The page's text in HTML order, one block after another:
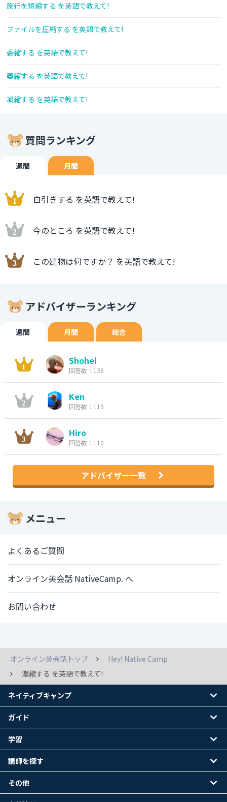
旅行を短縮する を英語で教えて!
ファイルを圧縮する を英語で教えて!
委縮する を英語で教えて!
萎縮する を英語で教えて!
凝縮する を英語で教えて!
質問ランキング
週間 月間
自引きする を英語で教えて!
今のところ を英語で教えて!
この建物は何ですか？ を英語で教えて!
アドバイザーランキング
週間 月間 総合
Shohei
回答数：138
Ken
回答数：119
Hiro
回答数：110
アドバイザー一覧
メニュー
よくあるご質問
オンライン英会話 NativeCamp. へ
お問い合わせ
オンライン英会話トップ
Hey! Native Camp
濃縮する を英語で教えて!
ネイティブキャンプ
ガイド
学習
講師を探す
その他